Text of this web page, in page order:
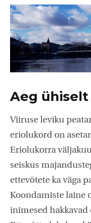
Aeg
Viiruse leviku
eriolukord on
Eriolukorra
seiskus
ettevõtete ka väga
Koondamiste laine
inimesed